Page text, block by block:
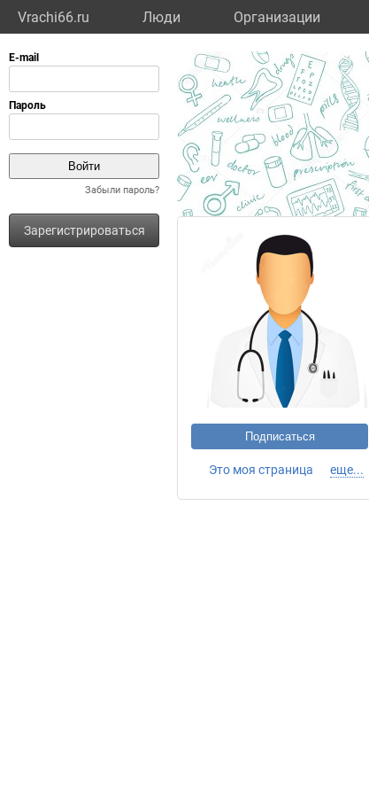
Vrachi66.ru Люди Организации
Забыли пароль?
Зарегистрироваться
Подписаться
Это моя страница еще...